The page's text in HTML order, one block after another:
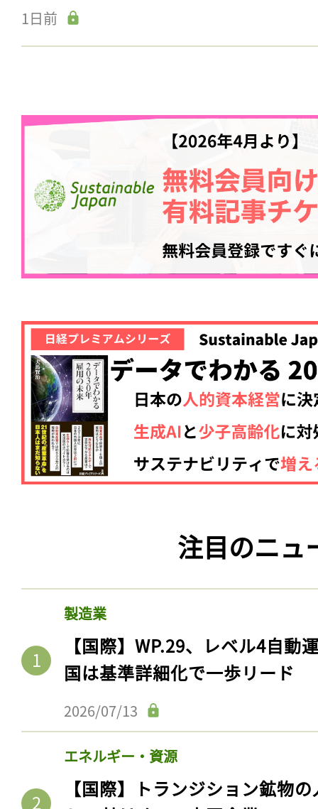
1日前
注目のニュ
製造業
【国際】WP.29、レベル4自動
国は基準詳細化で一歩リード
2026/07/13
エネルギー・資源
【国際】トランジション鉱物